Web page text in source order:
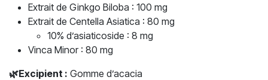
Extrait de Ginkgo Biloba : 100 mg
Extrait de Centella Asiatica : 80 mg
10% d’asiaticoside : 8 mg
Vinca Minor : 80 mg
🌿Excipient : Gomme d’acacia